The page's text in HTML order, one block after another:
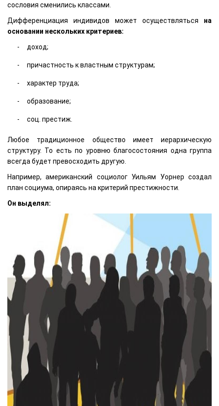
сословия сменились классами.
Дифференциация индивидов может осуществляться на
основании нескольких критериев:
доход;
причастность к властным структурам;
характер труда;
образование;
соц. престиж.
Любое традиционное общество имеет иерархическую
структуру. То есть по уровню благосостояния одна группа
всегда будет превосходить другую.
Например, американский социолог Уильям Уорнер создал
план социума, опираясь на критерий престижности.
Он выделял: